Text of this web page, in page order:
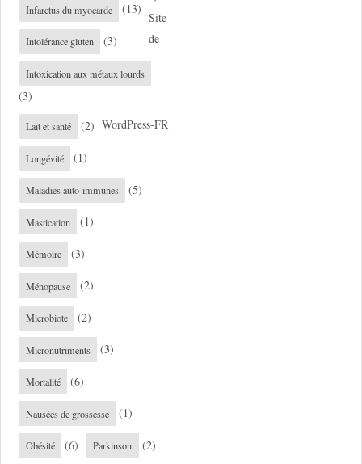
Infarctus du myocarde (13)
Intolérance gluten (3)
Intoxication aux métaux lourds
(3)
Lait et santé (2)
Longévité (1)
Maladies auto-immunes (5)
Mastication (1)
Mémoire (3)
Ménopause (2)
Microbiote (2)
Micronutriments (3)
Mortalité (6)
Nausées de grossesse (1)
Obésité (6) Parkinson (2)
Site
de
WordPress-FR